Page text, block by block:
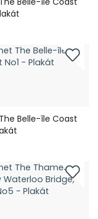
Belle-île Coast